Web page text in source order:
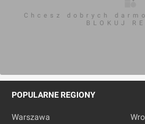
Chcesz dobrych
BLOKUJ
POPULARNE REGIONY
Warszawa